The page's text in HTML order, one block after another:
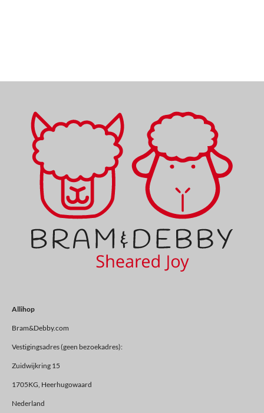
Allihop
Bram&Debby.com
Vestigingsadres (geen bezoekadres):
Zuidwijkring 15
1705KG, Heerhugowaard
Nederland